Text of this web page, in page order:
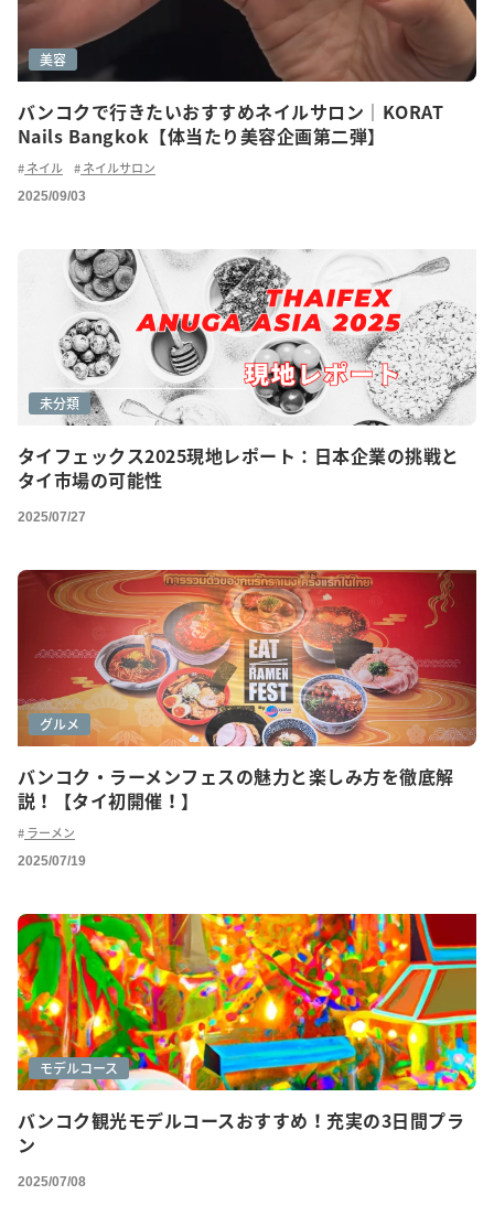
バンコクで行きたいおすすめネイルサロン｜KORAT
Nails Bangkok【体当たり美容企画第二弾】
美容
ネイル ネイルサロン
2025/09/03
タイフェックス2025現地レポート：日本企業の挑戦と
タイ市場の可能性
未分類
2025/07/27
バンコク・ラーメンフェスの魅力と楽しみ方を徹底解
説！【タイ初開催！】
グルメ
ラーメン
2025/07/19
バンコク観光モデルコースおすすめ！充実の3日間プラ
ン
モデルコース
2025/07/08